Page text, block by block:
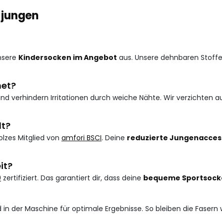
Kindersocken im Angebot aus. Unsere dehnbaren
verhindern Irritationen durch weiche Nähte. Wir verzichten
Mitglied von amfori BSCI. Deine reduzierte
zertifiziert. Das garantiert dir, dass deine bequeme
der Maschine für optimale Ergebnisse. So bleiben die